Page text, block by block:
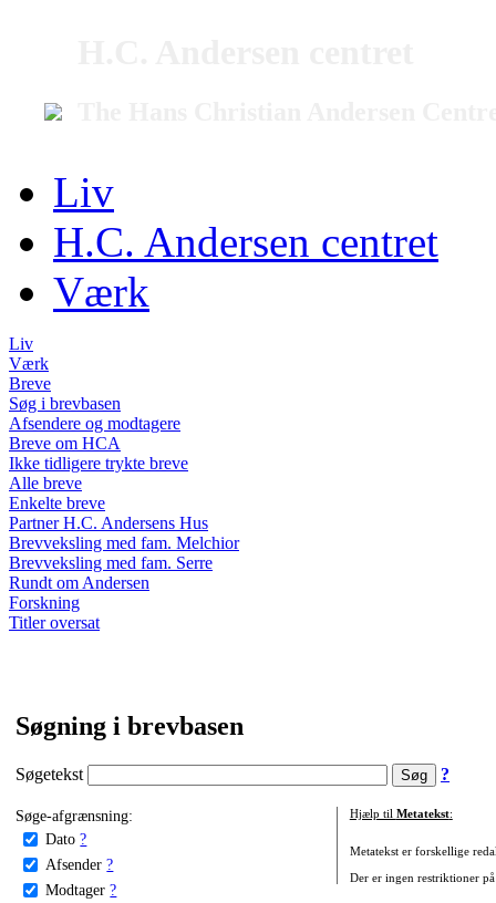
Liv
H.C. Andersen centret
Værk
Liv
Værk
Breve
Søg i brevbasen
Afsendere og modtagere
Breve om HCA
Ikke tidligere trykte breve
Alle breve
Enkelte breve
Partner H.C. Andersens Hus
Brevveksling med fam. Melchior
Brevveksling med fam. Serre
Rundt om Andersen
Forskning
Titler oversat
Søgning i brevbasen
Søgetekst ?
Søge-afgrænsning:
Dato ?
Afsender ?
Modtager ?
Hjælp til Metatekst:
Metatekst er forskellige
Der er ingen restriktioner